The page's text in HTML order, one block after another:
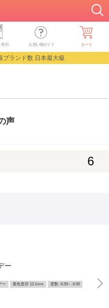
割引 お買い物ガイド カート
ブランド数 日本最大級
声
6
ー
ー 着色直径 13.1mm 度数 -6.50~ -6.50